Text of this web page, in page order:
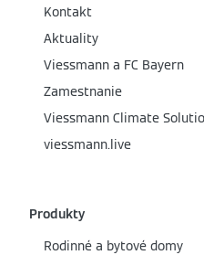
Kontakt
Aktuality
Viessmann a FC Bayern
Zamestnanie
Viessmann Climate
viessmann.live
Produkty
Rodinné a bytové domy